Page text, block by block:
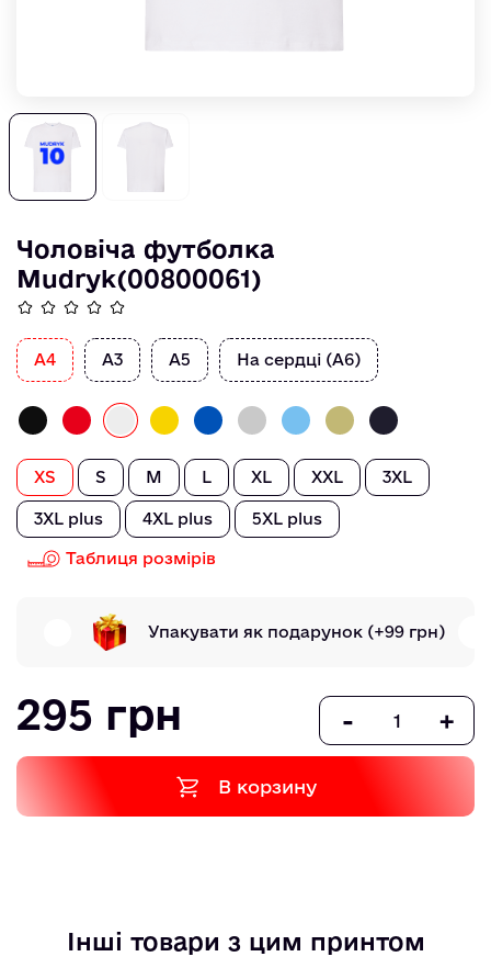
Чоловіча футболка
Mudryk(00800061)
А4 А3 А5 На сердці (А6)
XS S M L XL XXL 3XL
3XL plus 4XL plus 5XL plus
Таблиця розмірів
Упакувати як подарунок (+99 грн)
295 грн - +
В корзину
Інші товари з цим принтом